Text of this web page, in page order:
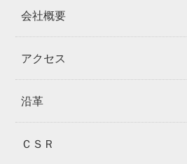
会社概要
アクセス
沿革
ＣＳＲ